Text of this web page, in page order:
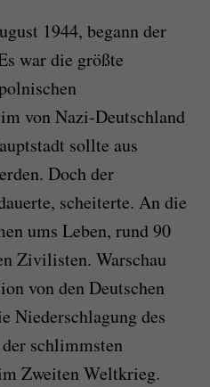
1944, begann der
war die größte
von Nazi-Deutschland
sollte aus
Doch der
scheiterte. An die
ums Leben, rund 90
Zivilisten. Warschau
von den Deutschen
Niederschlagung des
schlimmsten
Zweiten Weltkrieg.